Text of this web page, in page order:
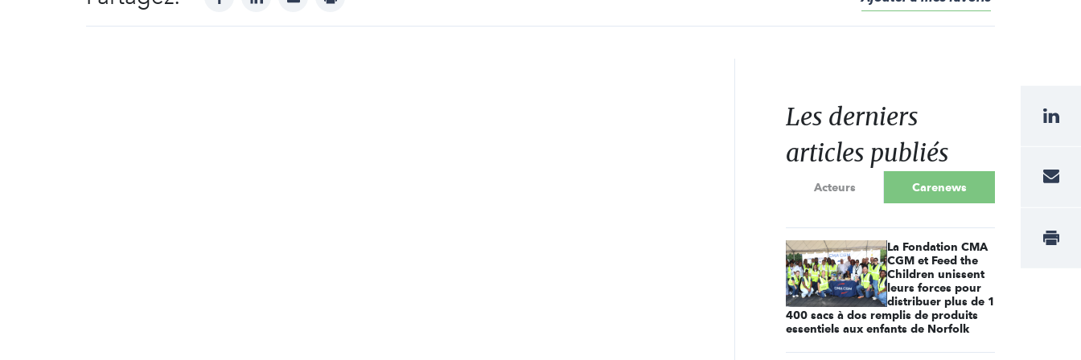
Les derniers
articles publiés
Acteurs Carenews
La Fondation CMA
CGM et Feed the
Children unissent
leurs forces pour
distribuer plus de 1
400 sacs à dos remplis de produits
essentiels aux enfants de Norfolk